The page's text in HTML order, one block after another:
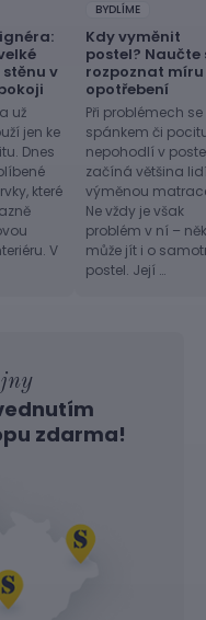
v
už
jen ke
Dnes
které
V
BYDLÍME
Kdy vyměnit
postel? Naučte
rozpoznat míru
opotřebení
Při problémech se
spánkem či
nepohodlí v
začíná většina
výměnou
Ne vždy je však
problém v ní –
může jít i o
postel. Její …
zdarma!